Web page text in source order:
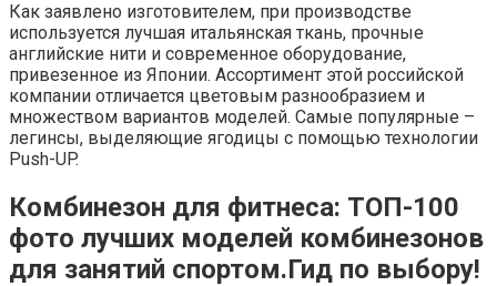
Как заявлено изготовителем, при производстве
используется лучшая итальянская ткань, прочные
английские нити и современное оборудование,
привезенное из Японии. Ассортимент этой российской
компании отличается цветовым разнообразием и
множеством вариантов моделей. Самые популярные –
легинсы, выделяющие ягодицы с помощью технологии
Push-UP.
Комбинезон для фитнеса: ТОП-100
фото лучших моделей комбинезонов
для занятий спортом.Гид по выбору!